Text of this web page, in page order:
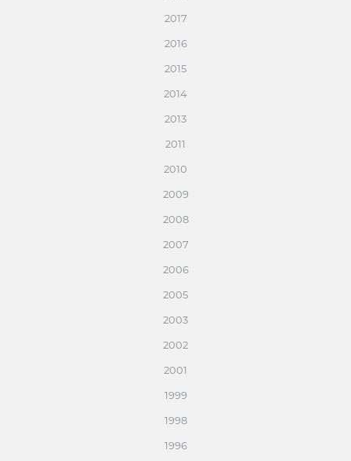
2017
2016
2015
2014
2013
2011
2010
2009
2008
2007
2006
2005
2003
2002
2001
1999
1998
1996